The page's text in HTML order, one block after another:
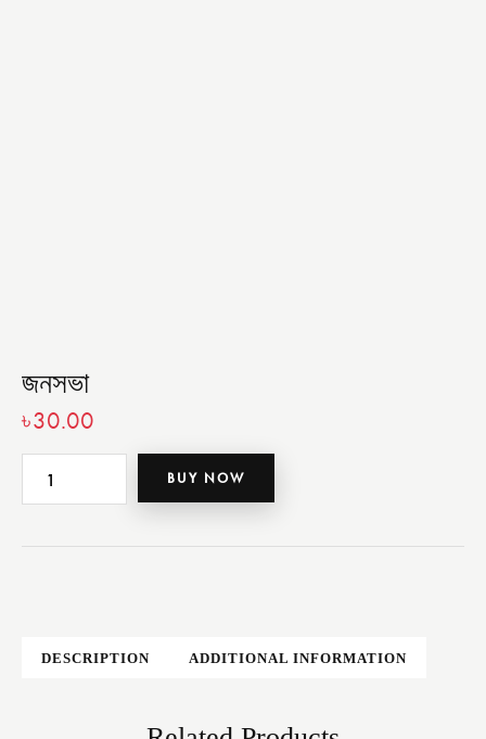
জনসভা
৳30.00
BUY NOW
DESCRIPTION ADDITIONAL INFORMATION